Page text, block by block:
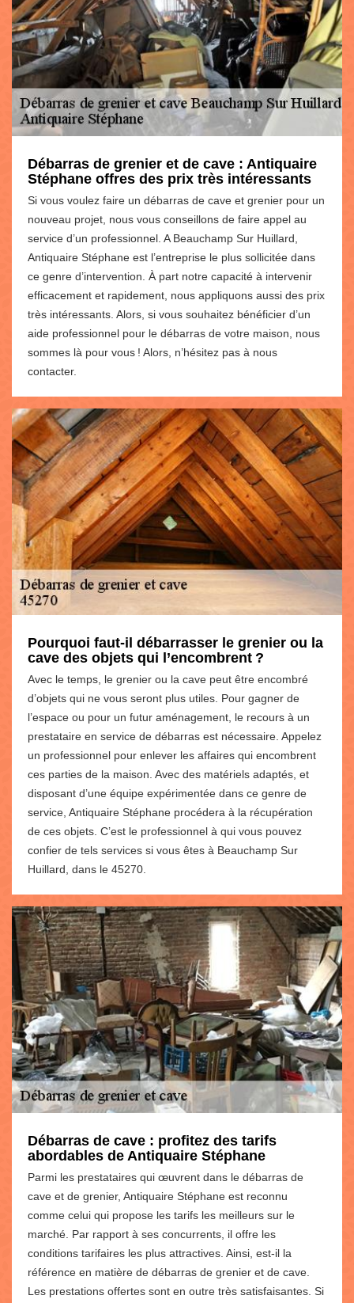
Débarras de grenier et de cave : Antiquaire
Stéphane offres des prix très intéressants
Si vous voulez faire un débarras de cave et grenier pour un
nouveau projet, nous vous conseillons de faire appel au
service d’un professionnel. A Beauchamp Sur Huillard,
Antiquaire Stéphane est l’entreprise le plus sollicitée dans
ce genre d’intervention. À part notre capacité à intervenir
efficacement et rapidement, nous appliquons aussi des prix
très intéressants. Alors, si vous souhaitez bénéficier d’un
aide professionnel pour le débarras de votre maison, nous
sommes là pour vous ! Alors, n’hésitez pas à nous
contacter.
Pourquoi faut-il débarrasser le grenier ou la
cave des objets qui l’encombrent ?
Avec le temps, le grenier ou la cave peut être encombré
d’objets qui ne vous seront plus utiles. Pour gagner de
l’espace ou pour un futur aménagement, le recours à un
prestataire en service de débarras est nécessaire. Appelez
un professionnel pour enlever les affaires qui encombrent
ces parties de la maison. Avec des matériels adaptés, et
disposant d’une équipe expérimentée dans ce genre de
service, Antiquaire Stéphane procédera à la récupération
de ces objets. C’est le professionnel à qui vous pouvez
confier de tels services si vous êtes à Beauchamp Sur
Huillard, dans le 45270.
Débarras de cave : profitez des tarifs
abordables de Antiquaire Stéphane
Parmi les prestataires qui œuvrent dans le débarras de
cave et de grenier, Antiquaire Stéphane est reconnu
comme celui qui propose les tarifs les meilleurs sur le
marché. Par rapport à ses concurrents, il offre les
conditions tarifaires les plus attractives. Ainsi, est-il la
référence en matière de débarras de grenier et de cave.
Les prestations offertes sont en outre très satisfaisantes. Si